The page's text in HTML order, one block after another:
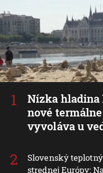
Nízka hladina
nové
vyvoláva u
Slovenský
strednej Európy: